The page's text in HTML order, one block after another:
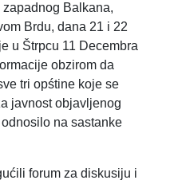
Balkana,
Brdu, dana 21 i 22
u Štrpcu 11 Decembra
obzirom da
tri opśtine koje se
javnost objavljenog
na sastanke
forum za diskusiju i